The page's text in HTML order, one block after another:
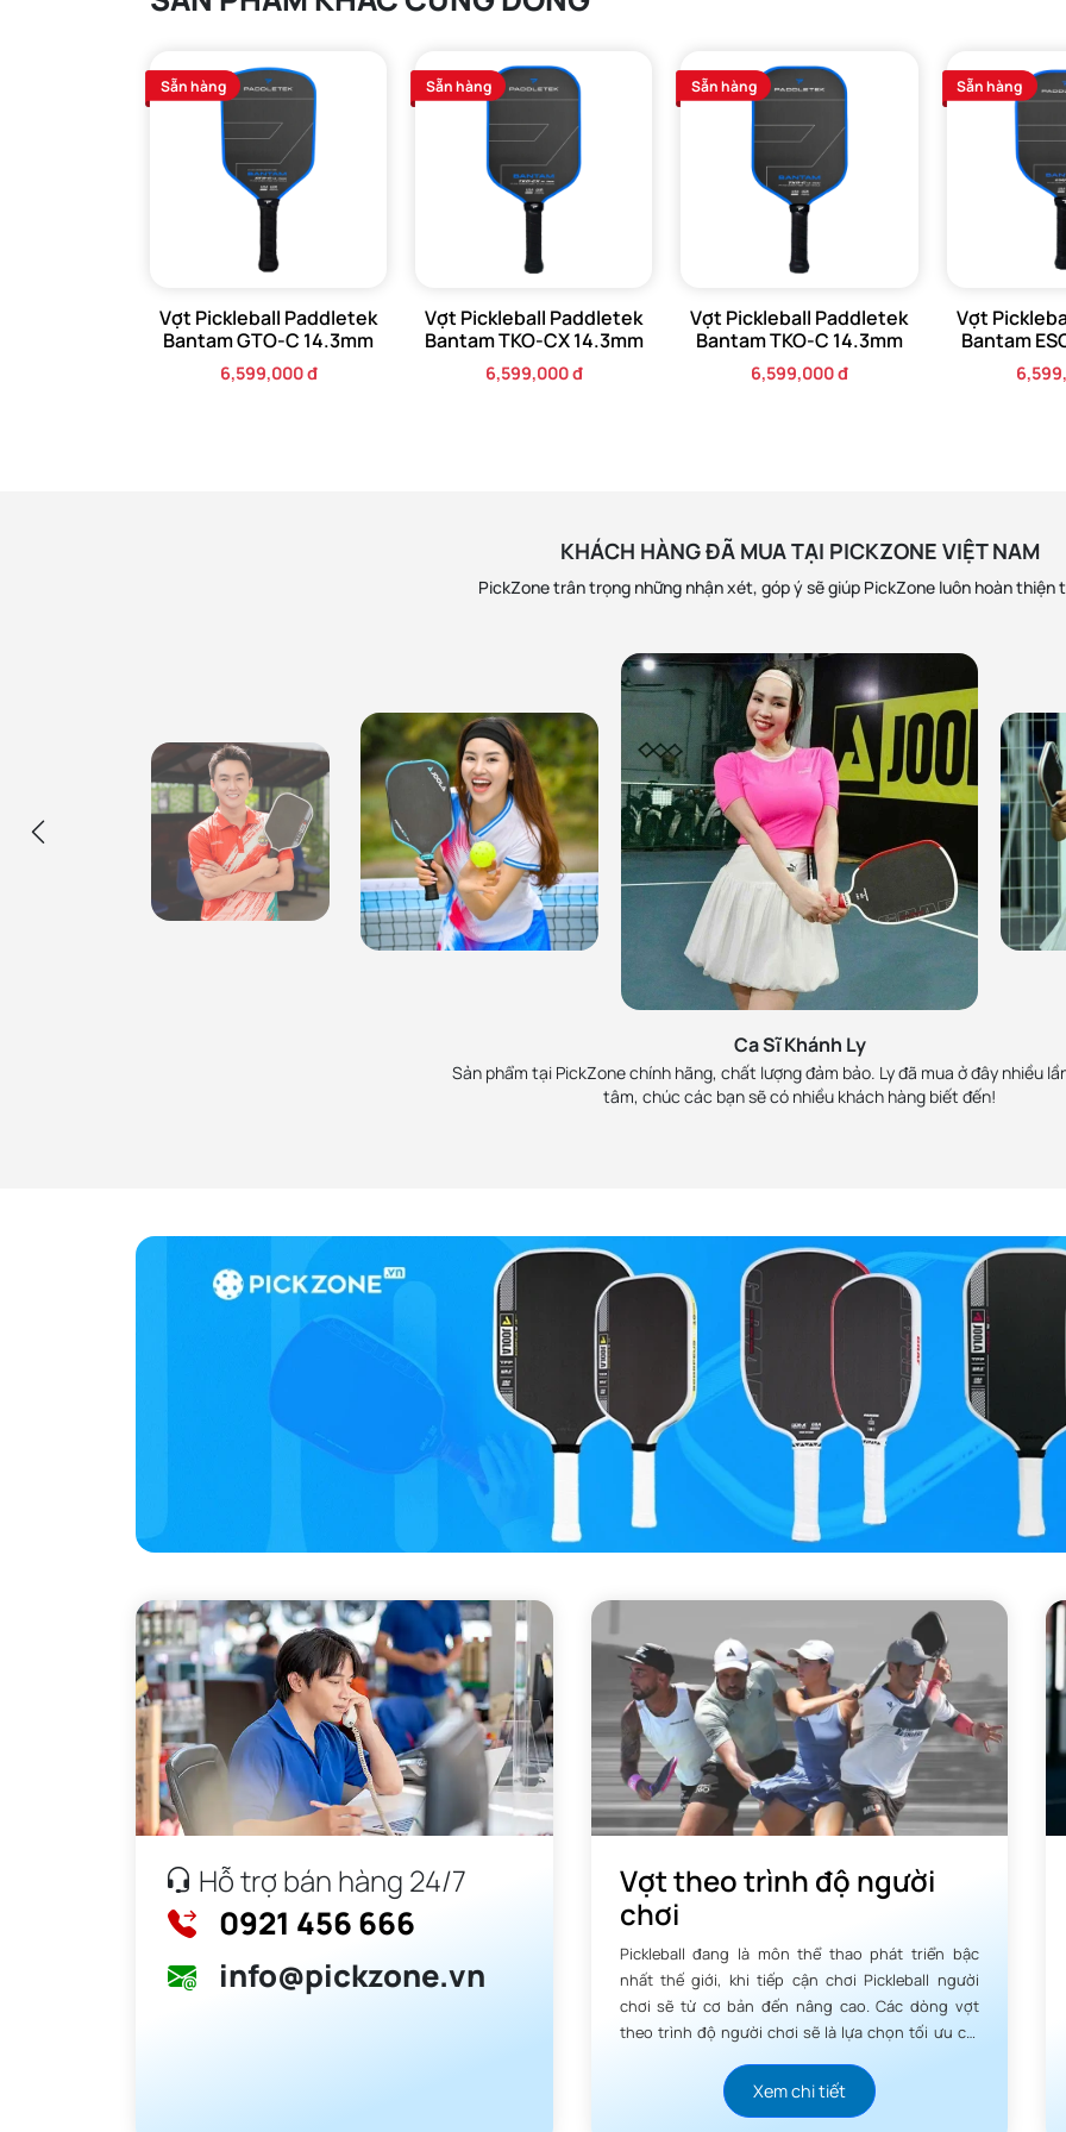
Sẵn hàng
Vợt Pickleball Paddletek
Bantam GTO-C 14.3mm
6,599,000 đ
Sẵn hàng
Vợt Pickleball Paddletek
Bantam TKO-CX 14.3mm
6,599,000 đ
Sẵn hàng
Vợt Pickleball Paddletek
Bantam TKO-C 14.3mm
6,599,000 đ
Sẵn hàng
Vợt
Bantam
KHÁCH HÀNG ĐÃ MUA TẠI PICKZONE VIỆT NAM
PickZone trân trọng những nhận xét, góp ý sẽ giúp PickZone luôn hoàn thiện
Mỹ Anh được giới thiệu mua vợt ở PickZone, đã làm việc và rất
Ca Sĩ Khánh Ly
Sản phẩm tại PickZone chính hãng, chất lượng đảm bảo. Ly đã mua ở đây nhiều
tâm, chúc các bạn sẽ có nhiều khách hàng biết đến!
Lan Phương ủng hộ
Hỗ trợ bán hàng 24/7
0921 456 666
info@pickzone.vn
Vợt theo trình độ người
chơi
Pickleball đang là môn thể thao phát triển bậc
nhất thế giới, khi tiếp cận chơi Pickleball người
chơi sẽ từ cơ bản đến nâng cao. Các dòng vợt
theo trình độ người chơi sẽ là lựa chọn tối ưu chi
năng của mình.
Xem chi tiết